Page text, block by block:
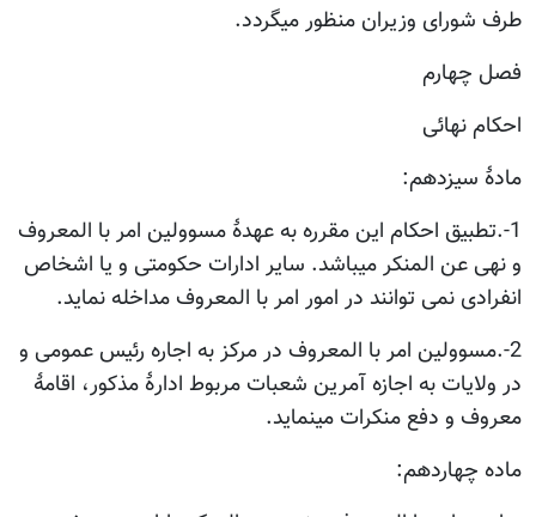
طرف شورای وزیران منظور میگردد.
فصل چهارم
احکام نهائی
مادۀ سیزدهم:
1-.تطبیق احکام این مقرره به عهدۀ مسوولین امر با المعروف
و نهی عن المنکر میباشد. سایر ادارات حکومتی و یا اشخاص
انفرادی نمی توانند در امور امر با المعروف مداخله نماید.
2-.مسوولین امر با المعروف در مرکز به اجاره رئیس عمومی و
در ولایات به اجازه آمرین شعبات مربوط ادارۀ مذکور، اقامۀ
معروف و دفع منکرات مینماید.
ماده چهاردهم: